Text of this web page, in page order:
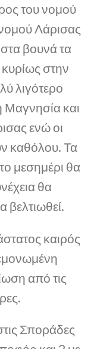
του νομού
Λάρισας
βουνά τα
στην
λιγότερο
Μαγνησία και
ενώ οι
καθόλου. Τα
μεσημέρι θα
θα
βελτιωθεί.
καιρός
από τις
Σποράδες